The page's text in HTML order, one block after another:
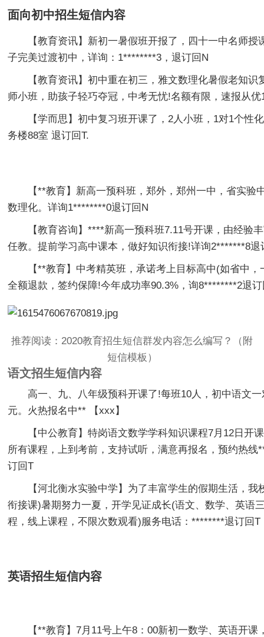
面向初中招生短信内容
【教育资讯】新初一暑假班开报了，四十一中名师授
子完美过渡初中，详询：1********3，退订回N
【教育资讯】初中重在初三，雅文数理化暑假老知识
师小班，助孩子轻巧夺冠，中考无忧!名额有限，速报从
【学而思】初中复习班开课了，2人小班，1对1个性
务楼88室 退订回T.
【**教育】新高一预科班，郑外，郑州一中，省实验
数理化。详询1********0退订回N
【教育咨询】****新高一预科班7.11号开课，由经验丰
任教。提前学习高中课本，做好知识衔接!详询2*******8退
【**教育】中考精英班，承诺考上目标高中(如省中，
全额退款，签约保障!今年成功率90.3%，询8********2退
推荐阅读： 2020教育招生短信群发内容怎么编写？（附
短信模板）
语文招生短信内容
高一、九、八年级预科开课了!每班10人，初中语文一
元。火热报名中** 【xxx】
【中公教育】特岗语文数学学科知识课程7月12日开课
所有课程，上到考前，支持试听，满意再报名，预约热
订回T
【河北衡水实验中学】为了丰富学生的假期生活，我
衔接课)暑期努力一夏，开学见证成长(语文、数学、英语
程，线上课程，不限次数观看)服务电话：********退订回T
英语招生短信内容
【**教育】7月11号上午8：00新初一数学、英语开课